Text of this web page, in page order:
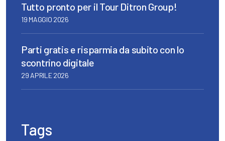
Tutto pronto per il Tour Ditron Group!
19 MAGGIO 2026
Parti gratis e risparmia da subito con lo
scontrino digitale
29 APRILE 2026
Tags